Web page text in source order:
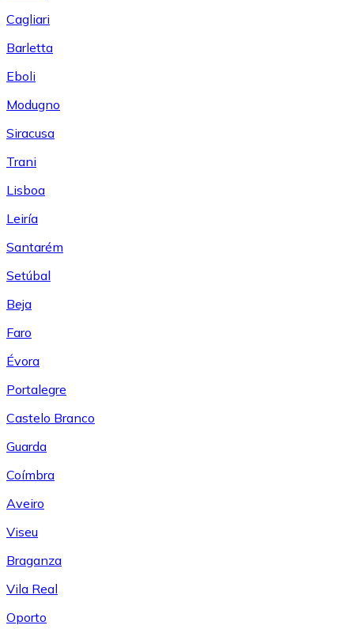
Cagliari
Barletta
Eboli
Modugno
Siracusa
Trani
Lisboa
Leiría
Santarém
Setúbal
Beja
Faro
Évora
Portalegre
Castelo Branco
Guarda
Coímbra
Aveiro
Viseu
Braganza
Vila Real
Oporto